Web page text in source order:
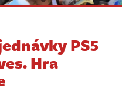
PS5
Hra